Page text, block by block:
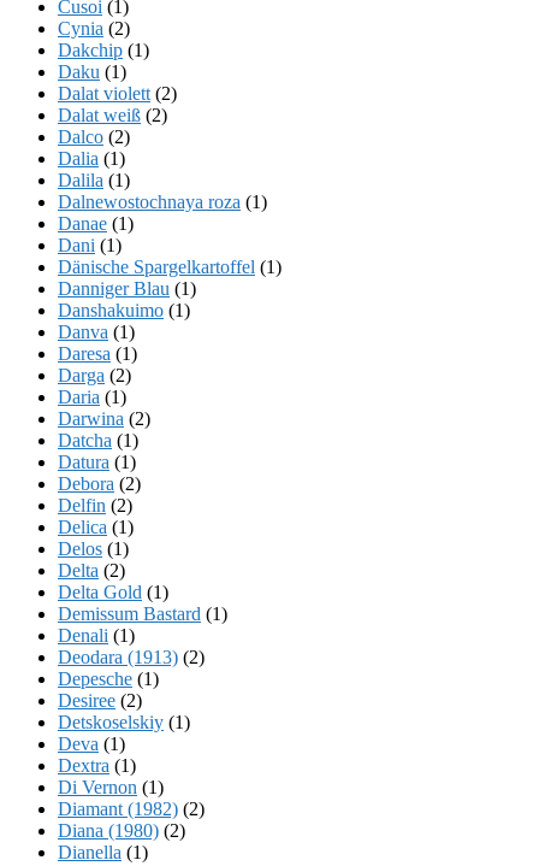
Cusoi (1)
Cynia (2)
Dakchip (1)
Daku (1)
Dalat violett (2)
Dalat weiß (2)
Dalco (2)
Dalia (1)
Dalila (1)
Dalnewostochnaya roza (1)
Danae (1)
Dani (1)
Dänische Spargelkartoffel (1)
Danniger Blau (1)
Danshakuimo (1)
Danva (1)
Daresa (1)
Darga (2)
Daria (1)
Darwina (2)
Datcha (1)
Datura (1)
Debora (2)
Delfin (2)
Delica (1)
Delos (1)
Delta (2)
Delta Gold (1)
Demissum Bastard (1)
Denali (1)
Deodara (1913) (2)
Depesche (1)
Desiree (2)
Detskoselskiy (1)
Deva (1)
Dextra (1)
Di Vernon (1)
Diamant (1982) (2)
Diana (1980) (2)
Dianella (1)